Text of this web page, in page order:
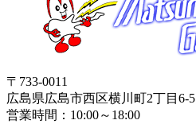
〒733-0011
広島県広島市西区横川町2丁目6-5
営業時間：10:00～18:00